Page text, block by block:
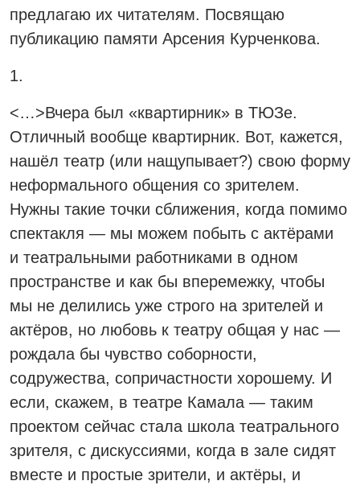
предлагаю их читателям. Посвящаю
публикацию памяти Арсения Курченкова.
1.
<…>Вчера был «квартирник» в ТЮЗе.
Отличный вообще квартирник. Вот, кажется,
нашёл театр (или нащупывает?) свою форму
неформального общения со зрителем.
Нужны такие точки сближения, когда помимо
спектакля — мы можем побыть с актёрами
и театральными работниками в одном
пространстве и как бы вперемежку, чтобы
мы не делились уже строго на зрителей и
актёров, но любовь к театру общая у нас —
рождала бы чувство соборности,
содружества, сопричастности хорошему. И
если, скажем, в театре Камала — таким
проектом сейчас стала школа театрального
зрителя, с дискуссиями, когда в зале сидят
вместе и простые зрители, и актёры, и